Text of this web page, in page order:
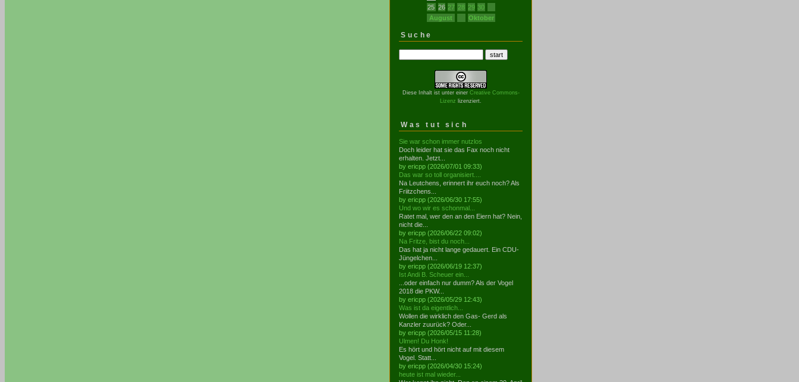
25 26 27 28 29 30
August
Oktober
Suche
Diese Inhalt ist unter einer Creative Commons-
Lizenz lizenziert.
Was tut sich
Sie war schon immer nutzlos
Doch leider hat sie das Fax noch nicht
erhalten. Jetzt...
by ericpp (2026/07/01 09:33)
Das war so toll organisiert....
Na Leutchens, erinnert ihr euch noch? Als
Friitzchens...
by ericpp (2026/06/30 17:55)
Und wo wir es schonmal...
Ratet mal, wer den an den Eiern hat? Nein,
nicht die...
by ericpp (2026/06/22 09:02)
Na Fritze, bist du noch...
Das hat ja nicht lange gedauert. Ein CDU-
Jüngelchen...
by ericpp (2026/06/19 12:37)
Ist Andi B. Scheuer ein...
...oder einfach nur dumm? Als der Vogel
2018 die PKW...
by ericpp (2026/05/29 12:43)
Was ist da eigentlich...
Wollen die wirklich den Gas- Gerd als
Kanzler zuurück? Oder...
by ericpp (2026/05/15 11:28)
Ulmen! Du Honk!
Es hört und hört nicht auf mit diesem
Vogel. Statt...
by ericpp (2026/04/30 15:24)
heute ist mal wieder...